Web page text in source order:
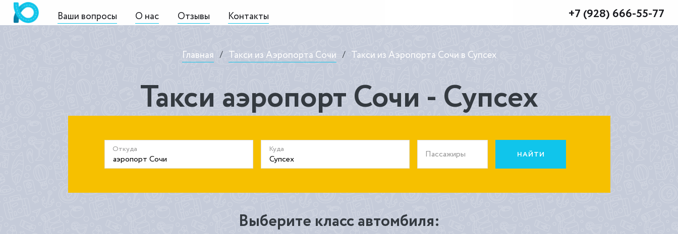
Ваши вопросы О нас Отзывы Контакты +7 (928) 666-55-77
Главная / Такси из Аэропорта Сочи / Такси из Аэропорта Сочи в Супсех
Такси аэропорт Сочи - Супсех
Откуда Куда Пассажиры НАЙТИ
Выберите класс автомбиля: